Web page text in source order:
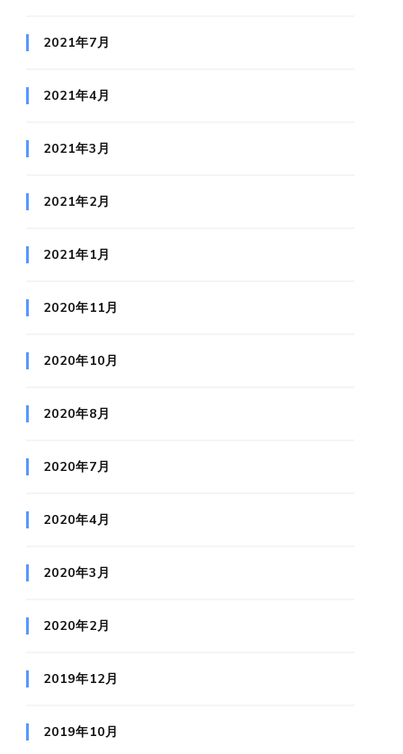
2021年7月
2021年4月
2021年3月
2021年2月
2021年1月
2020年11月
2020年10月
2020年8月
2020年7月
2020年4月
2020年3月
2020年2月
2019年12月
2019年10月